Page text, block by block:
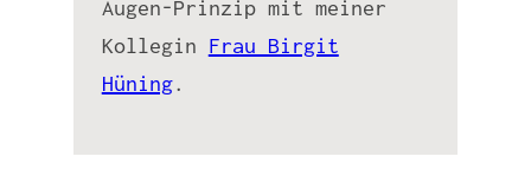
Augen-Prinzip mit meiner
Kollegin Frau Birgit
Hüning.